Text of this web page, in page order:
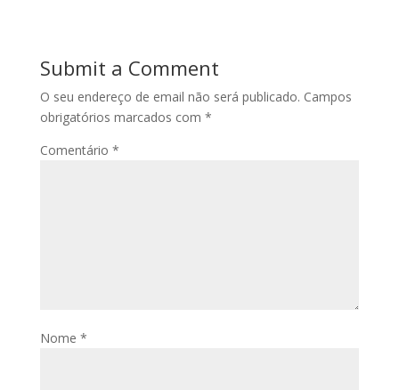
Submit a Comment
O seu endereço de email não será publicado. Campos
obrigatórios marcados com *
Comentário *
Nome *